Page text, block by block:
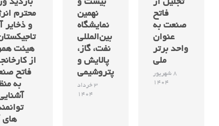
تجلیل از
فاتح
صنعت به
عنوان
واحد برتر
ملی
8 شهریور
1404
بیست و
نهمین
نمایشگاه
بین‌المللی
نفت، گاز،
پالایش و
پتروشیمی
3 خرداد
1404
بازدید
محترم
و ذخایر
هیئت
از
فاتح
به
های